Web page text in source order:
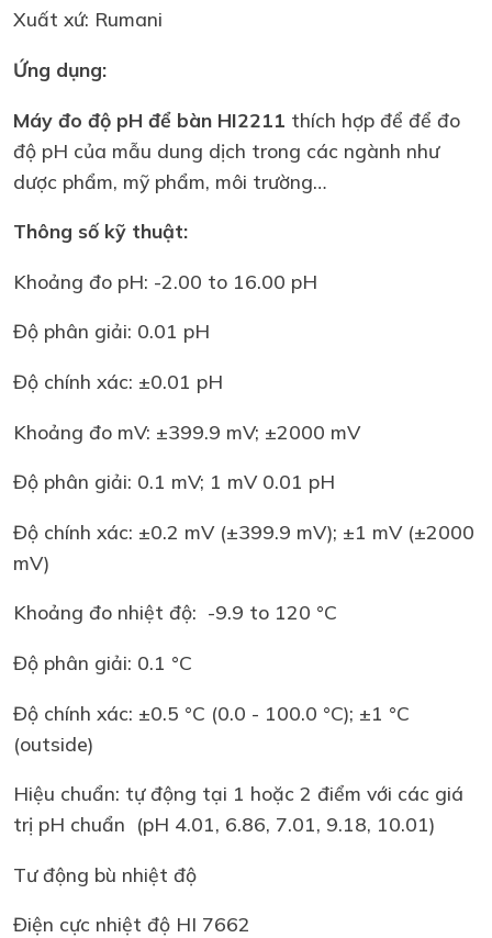
Xuất xứ: Rumani
Ứng dụng:
Máy đo độ pH để bàn HI2211 thích hợp để để đo
độ pH của mẫu dung dịch trong các ngành như
dược phẩm, mỹ phẩm, môi trường…
Thông số kỹ thuật:
Khoảng đo pH: -2.00 to 16.00 pH
Độ phân giải: 0.01 pH
Độ chính xác: ±0.01 pH
Khoảng đo mV: ±399.9 mV; ±2000 mV
Độ phân giải: 0.1 mV; 1 mV 0.01 pH
Độ chính xác: ±0.2 mV (±399.9 mV); ±1 mV (±2000
mV)
Khoảng đo nhiệt độ: -9.9 to 120 °C
Độ phân giải: 0.1 °C
Độ chính xác: ±0.5 °C (0.0 - 100.0 °C); ±1 °C
(outside)
Hiệu chuẩn: tự động tại 1 hoặc 2 điểm với các giá
trị pH chuẩn (pH 4.01, 6.86, 7.01, 9.18, 10.01)
Tư động bù nhiệt độ
Điện cực nhiệt độ HI 7662